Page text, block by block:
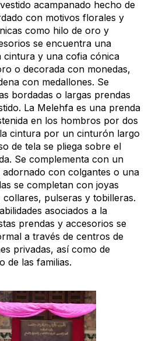
acampanado hecho de
con motivos florales y
como hilo de oro y
se encuentra una
cintura y una cofia cónica
o decorada con monedas,
con medallones. Se
bordadas o largas prendas
La Melehfa es una prenda
en los hombros por dos
cintura por un cinturón largo
de tela se pliega sobre el
Se complementa con un
con colgantes o una
se completan con joyas
pulseras y tobilleras.
asociados a la
prendas y accesorios se
a través de centros de
privadas, así como de
de las familias.